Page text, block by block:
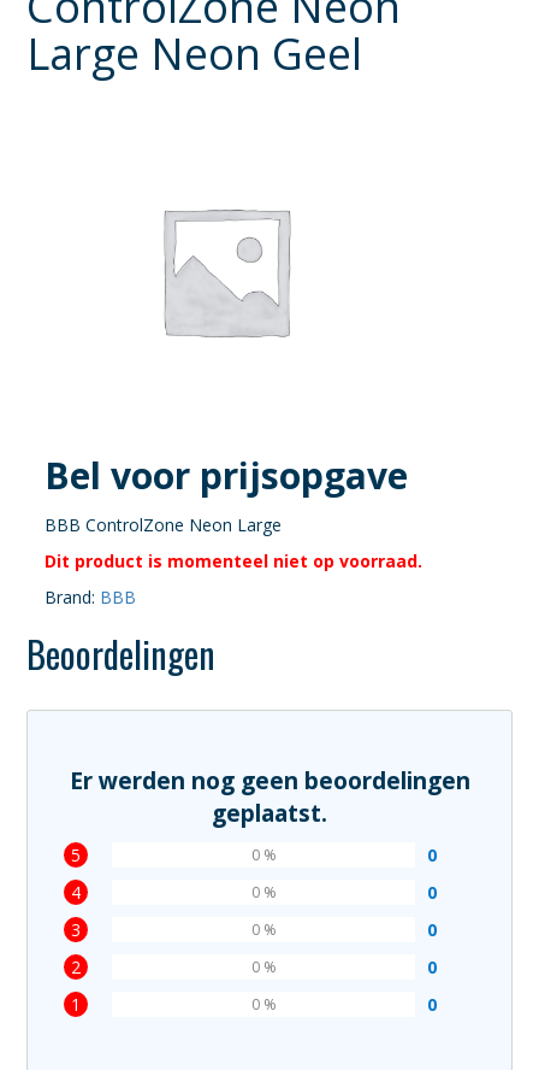
Large Neon Geel
Bel voor prijsopgave
BBB ControlZone Neon Large
Dit product is momenteel niet op voorraad.
Brand: BBB
Beoordelingen
Er werden nog geen beoordelingen
geplaatst.
5 0
0 %
4 0
0 %
3 0
0 %
2 0
0 %
1 0
0 %